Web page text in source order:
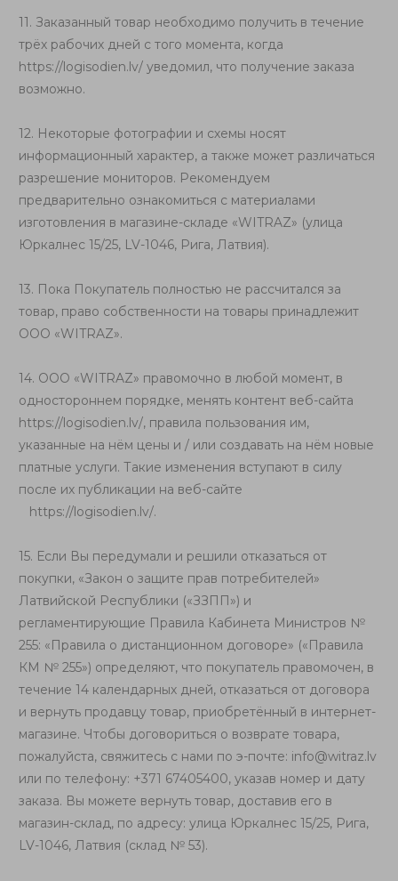
11. Заказанный товар необходимо получить в течение
трёх рабочих дней с того момента, когда
https://logisodien.lv/ уведомил, что получение заказа
возможно.
12. Некоторые фотографии и схемы носят
информационный характер, а также может различаться
разрешение мониторов. Рекомендуем
предварительно ознакомиться с материалами
изготовления в магазине-складе «WITRAZ» (улица
Юркалнес 15/25, LV-1046, Рига, Латвия).
13. Пока Покупатель полностью не рассчитался за
товар, право собственности на товары принадлежит
ООО «WITRAZ».
14. ООО «WITRAZ» правомочно в любой момент, в
одностороннем порядке, менять контент веб-сайта
https://logisodien.lv/, правила пользования им,
указанные на нём цены и / или создавать на нём новые
платные услуги. Такие изменения вступают в силу
после их публикации на веб-сайте
https://logisodien.lv/.
15. Если Вы передумали и решили отказаться от
покупки, «Закон о защите прав потребителей»
Латвийской Республики («ЗЗПП») и
регламентирующие Правила Кабинета Министров №
255: «Правила о дистанционном договоре» («Правила
КМ № 255») определяют, что покупатель правомочен, в
течение 14 календарных дней, отказаться от договора
и вернуть продавцу товар, приобретённый в интернет-
магазине. Чтобы договориться о возврате товара,
пожалуйста, свяжитесь с нами по э-почте: info@witraz.lv
или по телефону: +371 67405400, указав номер и дату
заказа. Вы можете вернуть товар, доставив его в
магазин-склад, по адресу: улица Юркалнес 15/25, Рига,
LV-1046, Латвия (склад № 53).